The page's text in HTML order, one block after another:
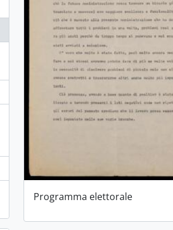
Programma elettorale